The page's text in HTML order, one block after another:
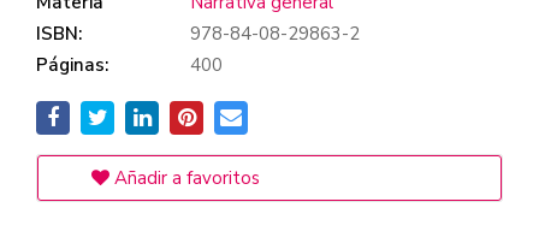
ISBN:
978-84-08-29863-2
Páginas:
400
Añadir a favoritos